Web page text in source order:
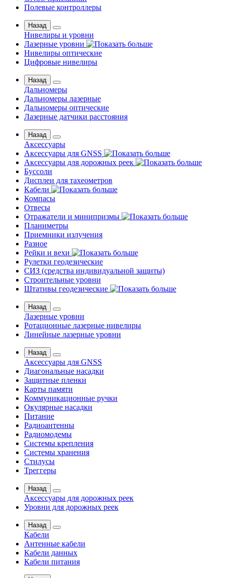
Полевые контроллеры
Назад
Нивелиры и уровни
Лазерные уровни
Нивелиры оптические
Цифровые нивелиры
Назад
Дальномеры
Дальномеры лазерные
Дальномеры оптические
Лазерные датчики расстояния
Назад
Аксессуары
Аксессуары для GNSS
Аксессуары для дорожных реек
Буссоли
Дисплеи для тахеометров
Кабели
Компасы
Отвесы
Отражатели и минипризмы
Планиметры
Приемники излучения
Разное
Рейки и вехи
Рулетки геодезические
СИЗ (средства индивидуальной защиты)
Строительные уровни
Штативы геодезические
Назад
Лазерные уровни
Ротационные лазерные нивелиры
Линейные лазерные уровни
Назад
Аксессуары для GNSS
Диагональные насадки
Защитные пленки
Карты памяти
Коммуникационные ручки
Окулярные насадки
Питание
Радиоантенны
Радиомодемы
Системы крепления
Системы хранения
Стилусы
Треггеры
Назад
Аксессуары для дорожных реек
Уровни для дорожных реек
Назад
Кабели
Антенные кабели
Кабели данных
Кабели питания